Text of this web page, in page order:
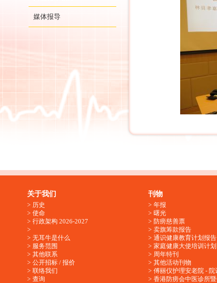
媒体报导
关于我们
历史
使命
行政架构 2026-2027
无耳牛是什么
服务范围
其他联系
公开招标 / 报价
联络我们
查询
刊物
年报
曙光
防痨慈善票
卖旗筹款报告
通识健康教育计划报告
家庭健康大使培训计划
周年特刊
其他活动刊物
傅丽仪护理安老院 - 院
香港防痨会中医诊所